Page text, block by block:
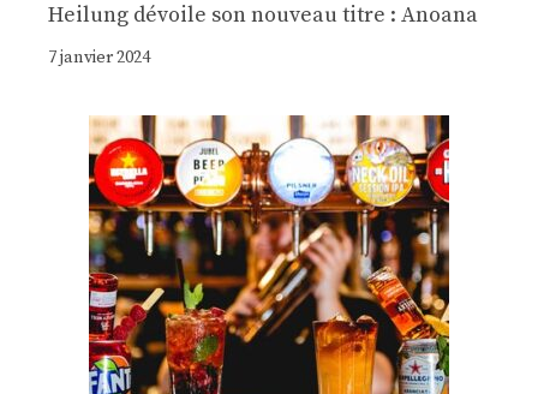
Heilung dévoile son nouveau titre : Anoana
7 janvier 2024